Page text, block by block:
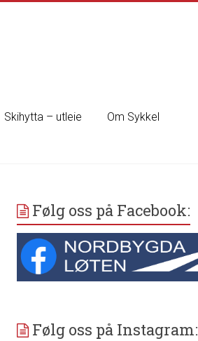
Skihytta – utleie Om Sykkel
Følg oss på Facebook:
Følg oss på Instagram: